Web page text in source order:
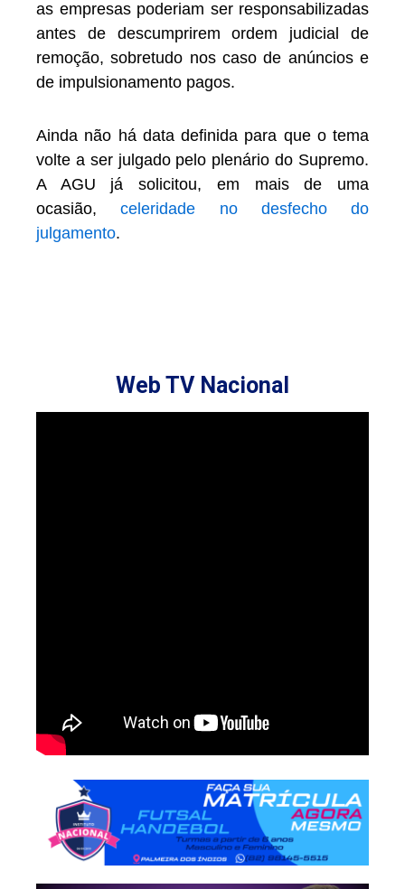
as empresas poderiam ser responsabilizadas
antes de descumprirem ordem judicial de
remoção, sobretudo nos caso de anúncios e
de impulsionamento pagos.
Ainda não há data definida para que o tema
volte a ser julgado pelo plenário do Supremo.
A AGU já solicitou, em mais de uma
ocasião,celeridade no desfecho do
julgamento.
Web TV Nacional